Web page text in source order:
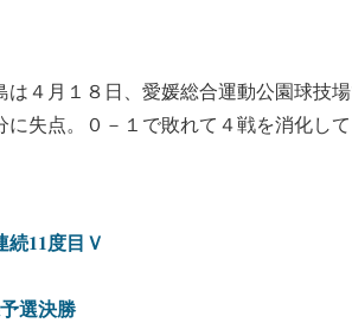
４月１８日、愛媛総合運動公園球技
失点。０－１で敗れて４戦を消化して
11度目Ｖ
選決勝